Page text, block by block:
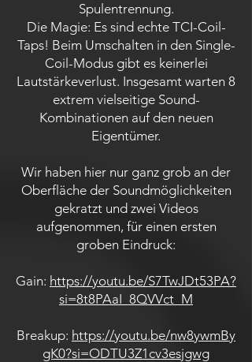
Spulentrennung.
Die Magie: Es sind echte TCI-Coil-
Taps! Beim Umschalten in den Single-
Coil-Modus gibt es keinerlei
Lautstärkeverlust. Insgesamt warten 8
extrem vielseitige Sound-
Kombinationen auf den neuen
Eigentümer.
Wir haben hier nur ganz grob an der
Oberfläche der Soundmöglichkeiten
gekratzt und zwei Videos
aufgenommen, für einen ersten
groben Eindruck:
Gain: https://youtu.be/S7TwJDt53PA?
si=8t8PAaI_8QVVct_M
Breakup: https://youtu.be/nw8ywmBy
gK0?si=ODTU3Z1cv3esjgwg